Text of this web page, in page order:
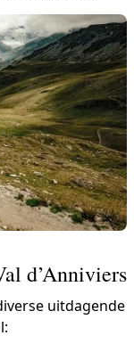
d’Anniviers
uitdagende